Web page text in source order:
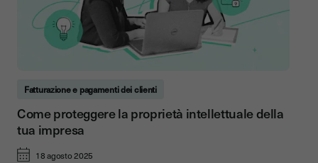
Fatturazione e pagamenti dei clienti
Come proteggere la proprietà intellettuale della
tua impresa
18 agosto 2025